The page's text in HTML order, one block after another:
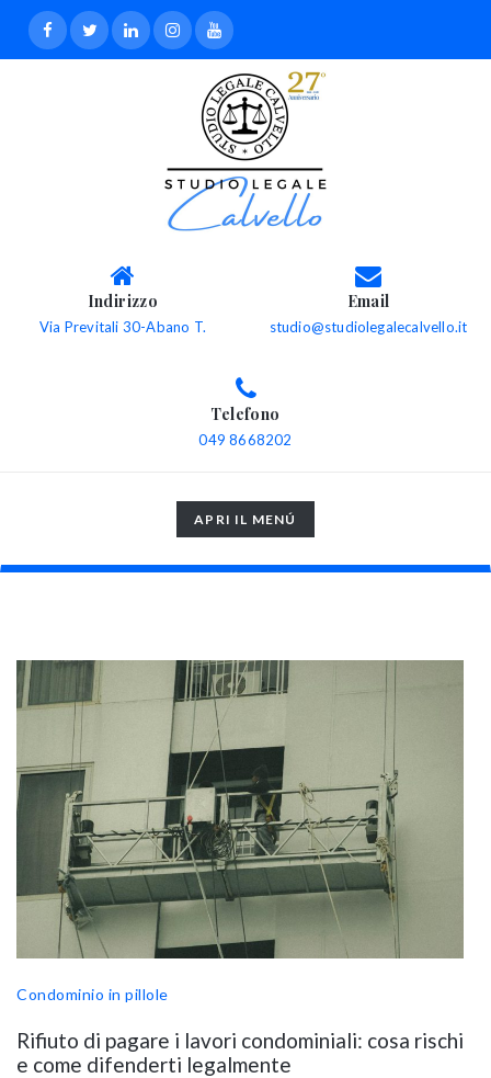
Indirizzo
Via Previtali 30-Abano T.
Email
studio@studiolegalecalvello.it
Telefono
049 8668202
TOGGLE
NAVIGATION
APRI IL MENÚ
Condominio in pillole
Rifiuto di pagare i lavori condominiali: cosa rischi
e come difenderti legalmente